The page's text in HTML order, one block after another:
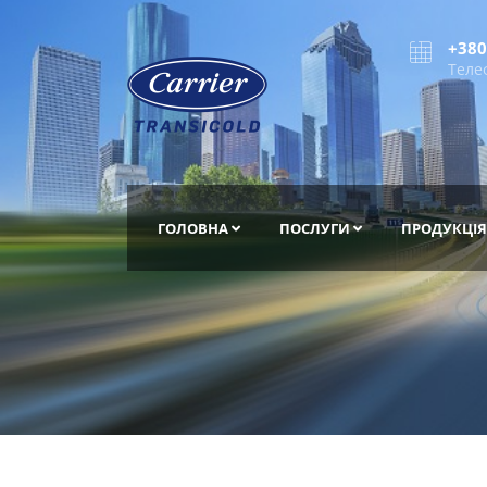
ГОЛОВНА ПОСЛУГИ ПРОДУКЦІЯ